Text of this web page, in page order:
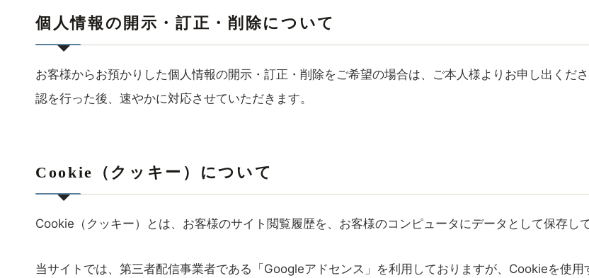
個人情報の開示・訂正・削除について
お客様からお預かりした個人情報の開示・訂正・削除をご希望の場合は、ご本人様よりお申し出くだ
認を行った後、速やかに対応させていただきます。
Cookie（クッキー）について
Cookie（クッキー）とは、お客様のサイト閲覧履歴を、お客様のコンピュータにデータとして保存し
当サイトでは、第三者配信事業者である「Googleアドセンス」を利用しておりますが、Cookieを使用